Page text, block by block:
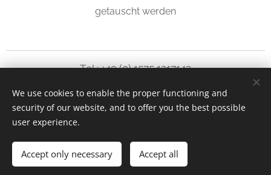
getauscht werden
Tel.: +49 (0) 1575 1217143
service@no-coder.io
www.no-coder.io
Languages
Deutsch
English
We use cookies to enable the proper functioning and
security of our website, and to offer you the best possible
user experience.
Accept only necessary Accept all